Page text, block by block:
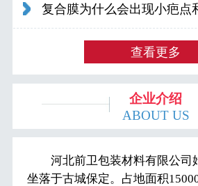
查看更多
企业介绍
ABOUT US
河北前卫包装材料有限公司
坐落于古城保定。占地面积